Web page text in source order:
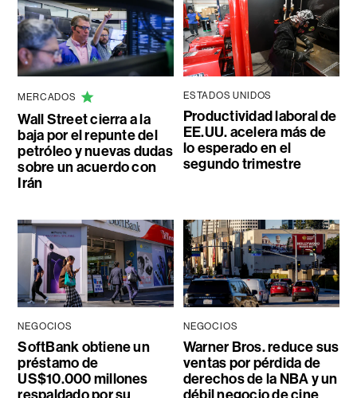
MERCADOS
Wall Street cierra a la
baja por el repunte del
petróleo y nuevas dudas
sobre un acuerdo con
Irán
ESTADOS UNIDOS
Productividad laboral de
EE.UU. acelera más de
lo esperado en el
segundo trimestre
NEGOCIOS
SoftBank obtiene un
préstamo de
US$10.000 millones
respaldado por su
NEGOCIOS
Warner Bros. reduce sus
ventas por pérdida de
derechos de la NBA y un
débil negocio de cine